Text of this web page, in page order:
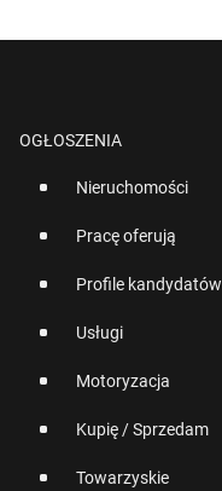
OGŁOSZENIA
Nieruchomości
Pracę oferują
Profile kandydatów
Usługi
Motoryzacja
Kupię / Sprzedam
Towarzyskie